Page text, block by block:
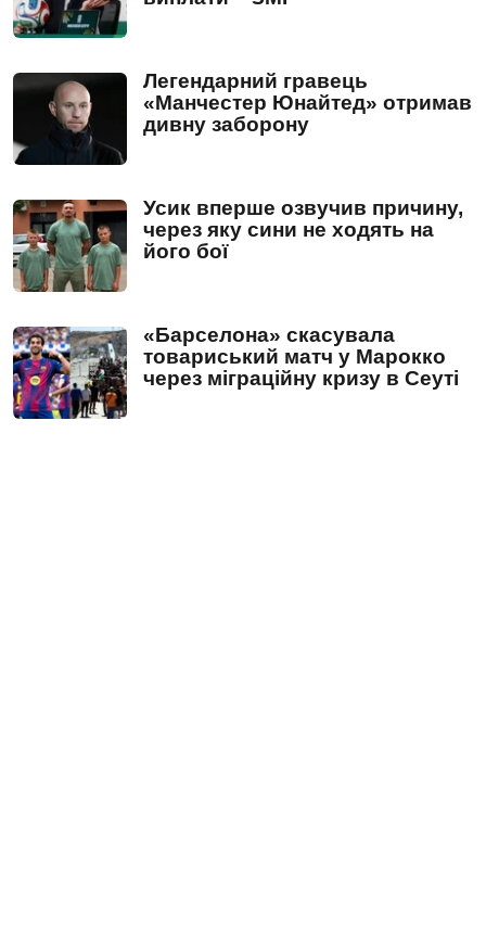
Легендарний гравець
«Манчестер Юнайтед» отримав
дивну заборону
Усик вперше озвучив причину,
через яку сини не ходять на
його бої
«Барселона» скасувала
товариський матч у Марокко
через міграційну кризу в Сеуті